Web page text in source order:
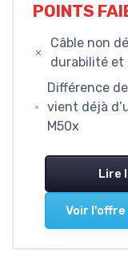
POINTS
Câble non
durabilité et
Différence
vient déjà
M50x
Lire
Voir l'offre